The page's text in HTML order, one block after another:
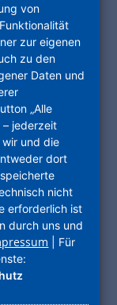
und
das
und
dort aus
der
von
zur eigenen
zu den
Daten und
„Alle
– jederzeit
und die
dort
nicht
erforderlich ist
durch uns und
| Für